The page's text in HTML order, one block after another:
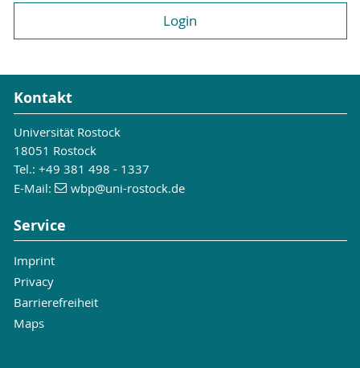
Kontakt
Universität Rostock
18051 Rostock
Tel.: +49 381 498 - 1337
E-Mail:
wbp@uni-rostock.de
Service
Imprint
Privacy
Barrierefreiheit
Maps